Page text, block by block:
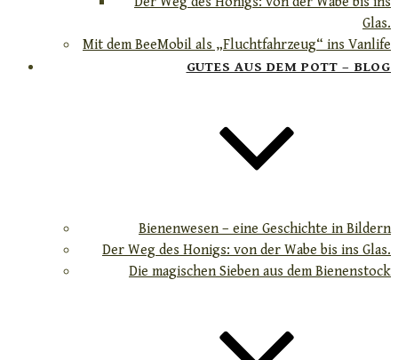
Glas.
Mit dem BeeMobil als „Fluchtfahrzeug“ ins Vanlife
GUTES AUS DEM POTT – BLOG
Bienenwesen – eine Geschichte in Bildern
Der Weg des Honigs: von der Wabe bis ins Glas.
Die magischen Sieben aus dem Bienenstock